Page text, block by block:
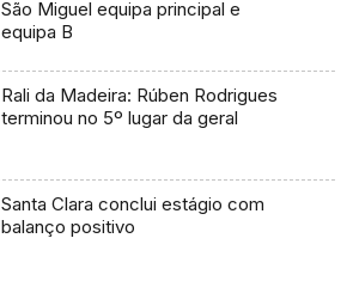
São Miguel equipa principal e
equipa B
Rali da Madeira: Rúben Rodrigues
terminou no 5º lugar da geral
Santa Clara conclui estágio com
balanço positivo